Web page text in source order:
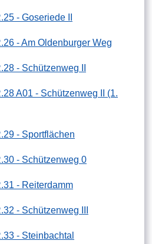
- Goseriede II
- Am Oldenburger Weg
- Schützenweg II
A01 - Schützenweg II (1.
- Sportflächen
- Schützenweg 0
- Reiterdamm
- Schützenweg III
- Steinbachtal